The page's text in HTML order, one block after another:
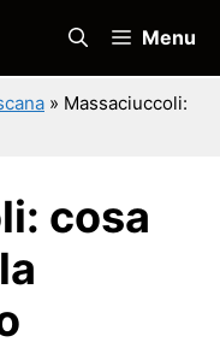
Menu
» Massaciuccoli:
cosa